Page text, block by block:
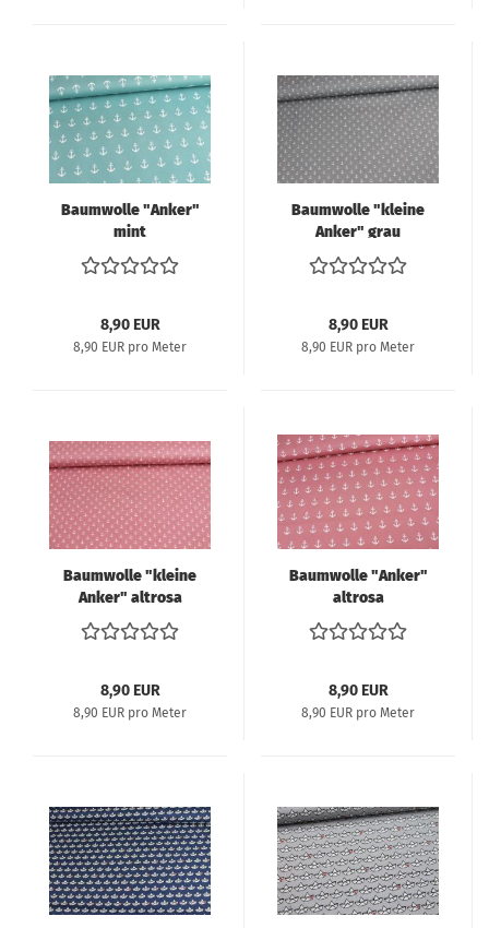
Baumwolle "Anker"
mint
8,90 EUR
8,90 EUR pro Meter
Baumwolle "kleine
Anker" grau
8,90 EUR
8,90 EUR pro Meter
Baumwolle "kleine
Anker" altrosa
8,90 EUR
8,90 EUR pro Meter
Baumwolle "Anker"
altrosa
8,90 EUR
8,90 EUR pro Meter